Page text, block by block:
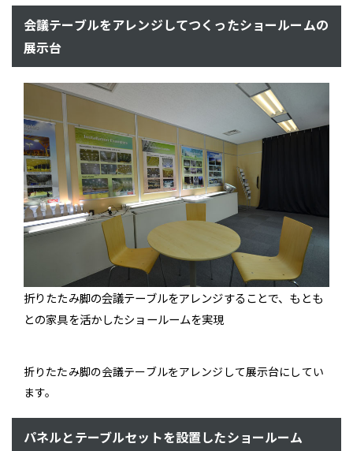
会議テーブルをアレンジしてつくったショールームの
展示台
折りたたみ脚の会議テーブルをアレンジすることで、もとも
との家具を活かしたショールームを実現
折りたたみ脚の会議テーブルをアレンジして展示台にしてい
ます。
パネルとテーブルセットを設置したショールーム